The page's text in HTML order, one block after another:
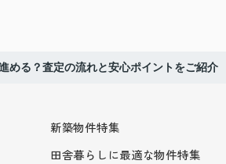
める？査定の流れと安心ポイントをご紹介
新築物件特集
田舎暮らしに最適な物件特集